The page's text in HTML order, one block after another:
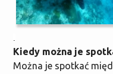
.
Kiedy można je
Można je spotkać